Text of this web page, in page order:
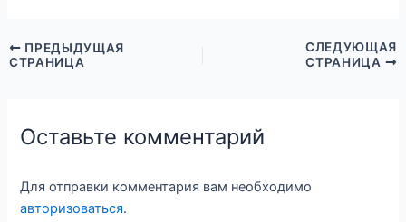
ПРЕДЫДУЩАЯ
СТРАНИЦА
СЛЕДУЮЩАЯ
СТРАНИЦА
Оставьте комментарий
Для отправки комментария вам необходимо
авторизоваться.